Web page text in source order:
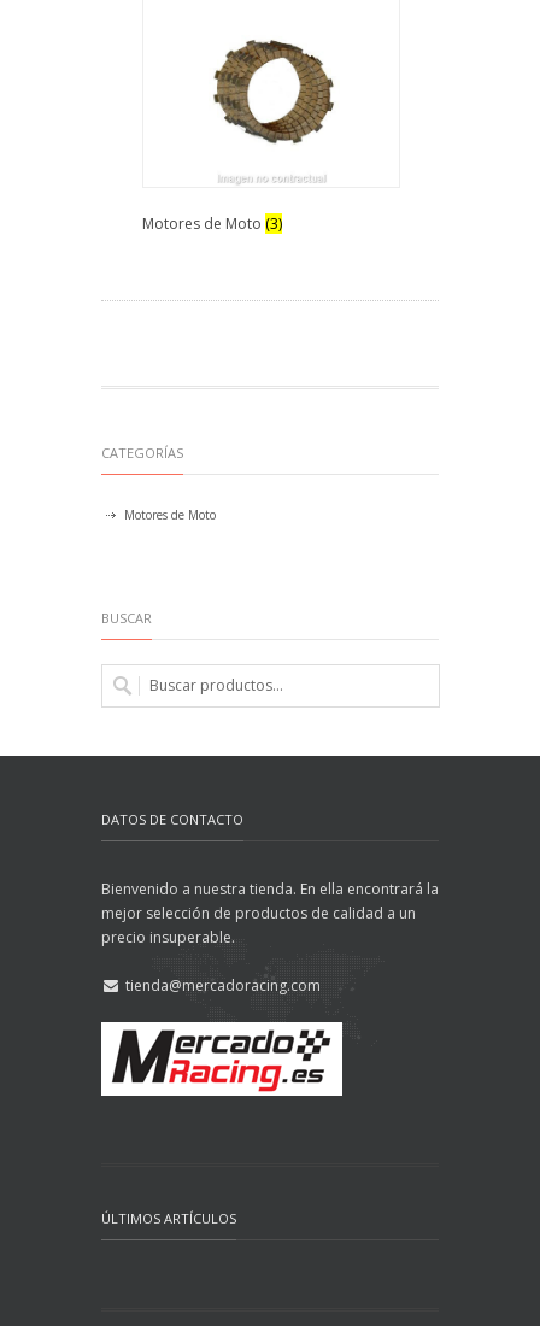
Motores de Moto (3)
CATEGORÍAS
Motores de Moto
BUSCAR
DATOS DE CONTACTO
Bienvenido a nuestra tienda. En ella encontrará la
mejor selección de productos de calidad a un
precio insuperable.
tienda@mercadoracing.com
ÚLTIMOS ARTÍCULOS